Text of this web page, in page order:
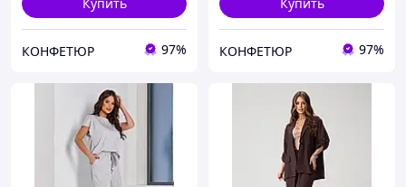
КОНФЕТЮР 97% КОНФЕТЮР 97%